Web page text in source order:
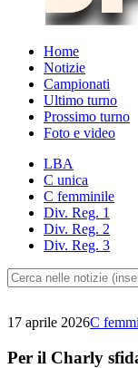
Home
Notizie
Campionati
Ultimo turno
Prossimo turno
Foto e video
LBA
C unica
C femminile
Div. Reg. 1
Div. Reg. 2
Div. Reg. 3
17 aprile 2026C
Per il Charly